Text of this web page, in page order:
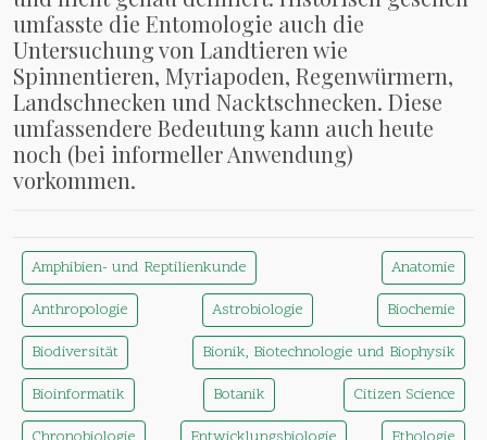
umfasste die Entomologie auch die
Untersuchung von Landtieren wie
Spinnentieren, Myriapoden, Regenwürmern,
Landschnecken und Nacktschnecken. Diese
umfassendere Bedeutung kann auch heute
noch (bei informeller Anwendung)
vorkommen.
Amphibien- und Reptilienkunde Anatomie
Anthropologie Astrobiologie Biochemie
Biodiversität Bionik, Biotechnologie und Biophysik
Bioinformatik Botanik Citizen Science